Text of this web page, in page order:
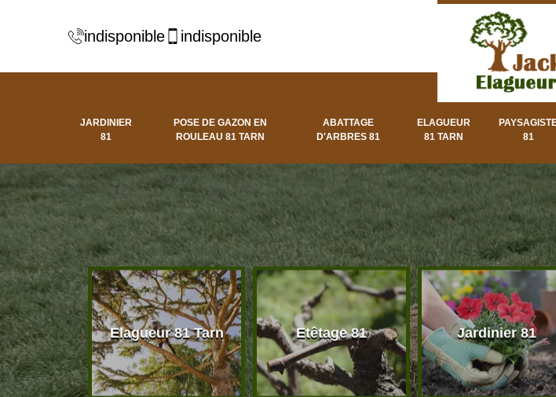
indisponible indisponible
JARDINIER
81
POSE DE GAZON EN
ROULEAU 81 TARN
ABATTAGE
D'ARBRES 81
ELAGUEUR
81 TARN
81
d'arbres
Elagueur 81 Tarn Etêtage 81 Jardinier 81